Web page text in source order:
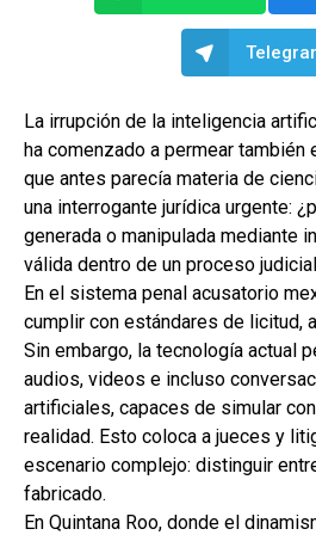
La irrupción de la inteligencia
ha comenzado a permear también
que antes parecía materia de
una interrogante jurídica urgente:
generada o manipulada mediante
válida dentro de un proceso
En el sistema penal acusatorio
cumplir con estándares de licitud,
Sin embargo, la tecnología actual
audios, videos e incluso
artificiales, capaces de simular
realidad. Esto coloca a jueces y
escenario complejo: distinguir
fabricado.
En Quintana Roo, donde el